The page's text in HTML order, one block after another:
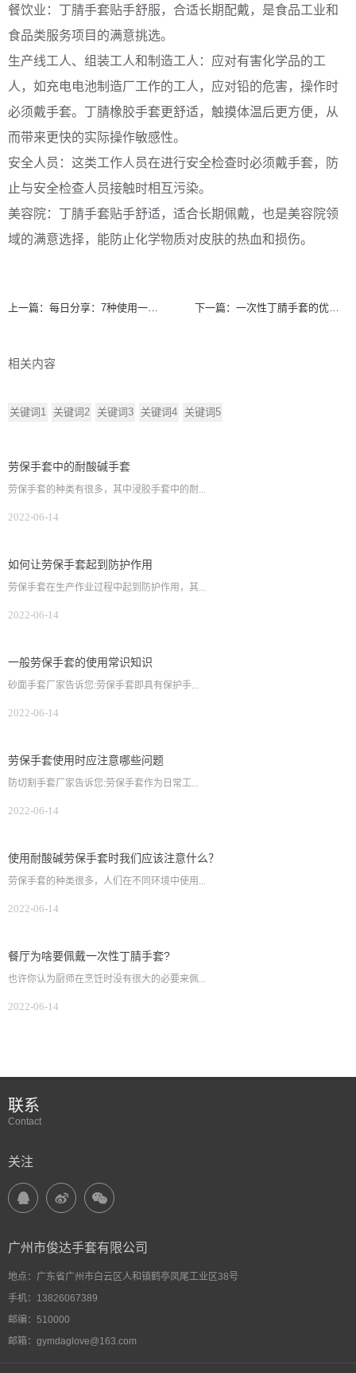
餐饮业： 丁腈手套贴手舒服，合适长期配戴，是食品工业和
食品类服务项目的满意挑选。
生产线工人、组装工人和制造工人：应对有害化学品的工
人，如充电电池制造厂工作的工人，应对铅的危害，操作时
必须戴手套。丁腈橡胶手套更舒适，触摸体温后更方便，从
而带来更快的实际操作敏感性。
安全人员：这类工作人员在进行安全检查时必须戴手套，防
止与安全检查人员接触时相互污染。
美容院： 丁腈手套贴手舒适，适合长期佩戴，也是美容院领
域的满意选择，能防止化学物质对皮肤的热血和损伤。
上一篇： 每日分享：7种使用一次性丁腈手套的技巧 下一篇：一次性丁腈手套的优点和应用范围
相关内容
关键词1 关键词2 关键词3 关键词4 关键词5
劳保手套中的耐酸碱手套
劳保手套的种类有很多，其中浸胶手套中的耐...
2022-06-14
如何让劳保手套起到防护作用
劳保手套在生产作业过程中起到防护作用，其...
2022-06-14
一般劳保手套的使用常识知识
砂面手套厂家告诉您:劳保手套即具有保护手...
2022-06-14
劳保手套使用时应注意哪些问题
防切割手套厂家告诉您:劳保手套作为日常工...
2022-06-14
使用耐酸碱劳保手套时我们应该注意什么？
劳保手套的种类很多，人们在不同环境中使用...
2022-06-14
餐厅为啥要佩戴一次性丁腈手套?
也许你认为厨师在烹饪时没有很大的必要来佩...
2022-06-14
联系
Contact
关注
广州市俊达手套有限公司
地点：广东省广州市白云区人和镇鹤亭凤尾工业区38号
手机：13826067389
邮编：510000
邮箱：gymdaglove@163.com